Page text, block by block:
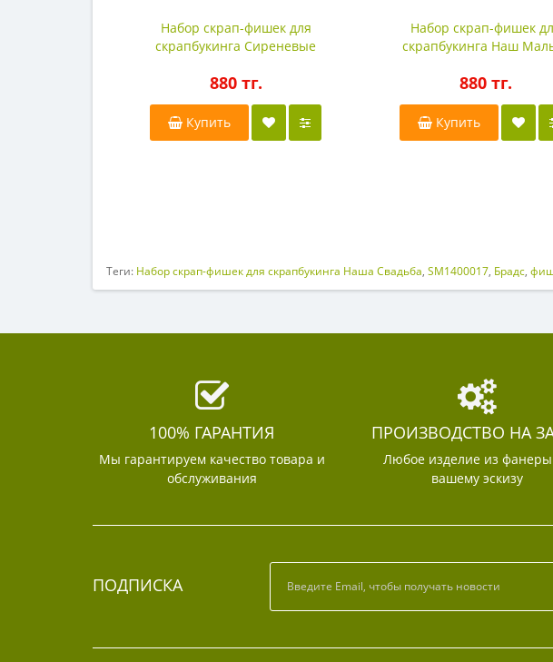
Набор скрап-фишек для
скрапбукинга Сиреневые
880 тг.
Купить
Набор скрап-фишек
скрапбукинга Наш
880 тг.
Купить
Теги: Набор скрап-фишек для скрапбукинга Наша Свадьба, SM1400017, Брадс,
100% ГАРАНТИЯ
Мы гарантируем качество товара и
обслуживания
ПРОИЗВОДСТВО НА
Любое изделие из
вашему эскизу
ПОДПИСКА